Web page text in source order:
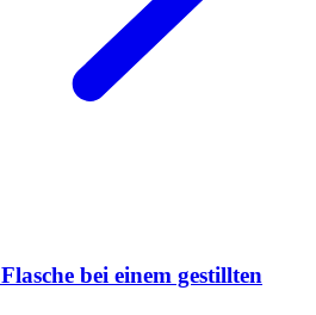
bei einem gestillten